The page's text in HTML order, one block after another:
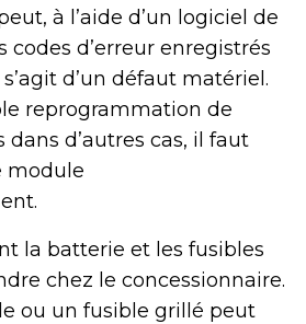
à l’aide d’un logiciel de
codes d’erreur enregistrés
d’un défaut matériel.
reprogrammation de
dans d’autres cas, il faut
module
la batterie et les fusibles
chez le concessionnaire.
ou un fusible grillé peut